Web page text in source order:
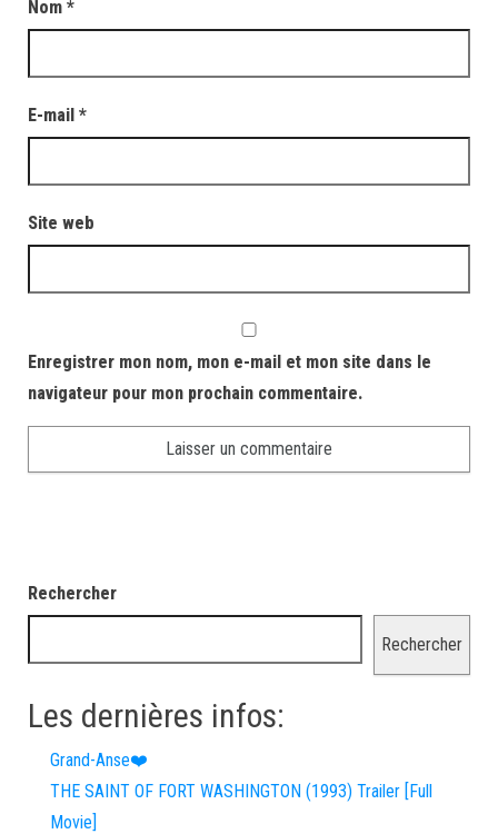
Nom *
E-mail *
Site web
Enregistrer mon nom, mon e-mail et mon site dans le
navigateur pour mon prochain commentaire.
Rechercher
Rechercher
Les dernières infos:
Grand-Anse❤️
THE SAINT OF FORT WASHINGTON (1993) Trailer [Full
Movie]